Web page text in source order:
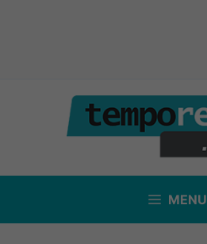
contenuto
MENU